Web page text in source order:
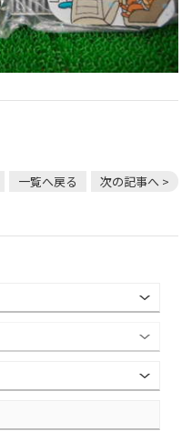
一覧へ戻る 次の記事へ >